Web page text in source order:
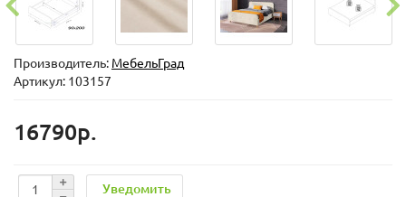
Производитель: МебельГрад
Артикул: 103157
16790р.
Уведомить